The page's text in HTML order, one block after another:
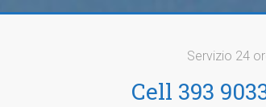
Servizio 24
Cell 393